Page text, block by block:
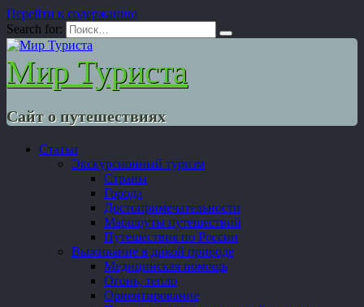
Перейти к содержанию
Search for:
Мир Туриста
Сайт о путешествиях
Статьи
Экскурсионный туризм
Страны
Города
Достопримечательности
Маршруты путешествий
Путешествия по России
Выживание в дикой природе
Медицинская помощь
Огонь, тепло
Ориентирование